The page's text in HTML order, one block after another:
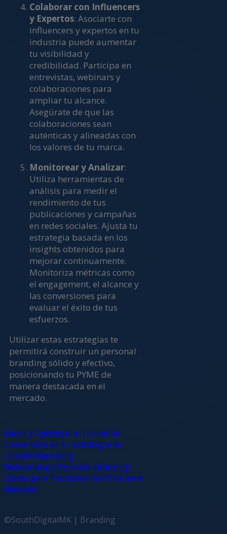
Colaborar con Influencers
y Expertos: Asociarte con
influencers y expertos en tu
industria puede aumentar
tu visibilidad y
credibilidad. Participa en
entrevistas, webinars y
colaboraciones para
ampliar tu alcance.
Asegúrate de que las
colaboraciones sean
auténticas y alineadas con
los valores de tu marca.
Monitorear y Analizar:
Utiliza herramientas de
análisis para medir el
rendimiento de tus
publicaciones y campañas
en redes sociales. Ajusta tu
estrategia basada en los
insights obtenidos para
mejorar continuamente.
Monitoriza métricas como
el engagement, el alcance y
las conversiones para
evaluar el éxito de tus
esfuerzos.
Utilizar estas estrategias te
permitirá construir un personal
branding sólido y efectivo,
posicionando tu PYME de
manera destacada en el
mercado.
Medir y Optimizar el Funnel de
Conversión en tu Estrategia de
Growth Marketing
Networking y Personal Branding:
Claves para Posicionar tu PYME en el
Mercado
©SouthDigitalMK | Branding